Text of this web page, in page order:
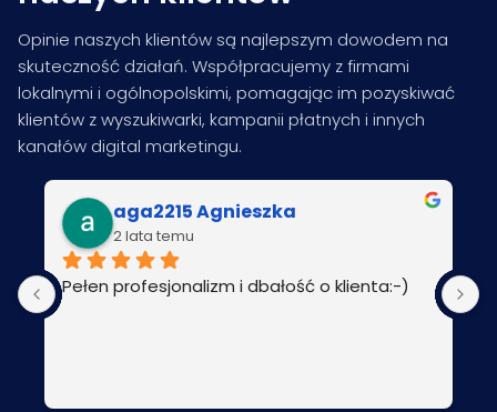
Opinie naszych klientów są najlepszym dowodem na
skuteczność działań. Współpracujemy z firmami
lokalnymi i ogólnopolskimi, pomagając im pozyskiwać
klientów z wyszukiwarki, kampanii płatnych i innych
kanałów digital marketingu.
aga2215 Agnieszka
2 lata temu
Pełen profesjonalizm i dbałość o klienta:-)